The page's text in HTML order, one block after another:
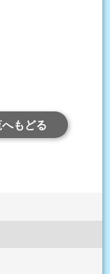
もどる